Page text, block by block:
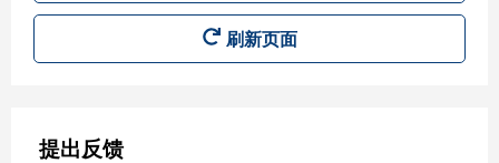
刷新页面
提出反馈